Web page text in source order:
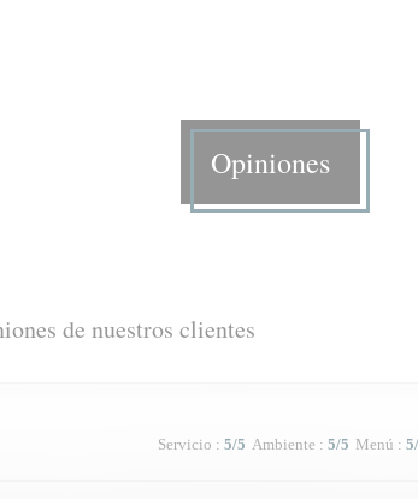
Opiniones
de nuestros clientes
Servicio : 5/5 Ambiente : 5/5 Menú : 5